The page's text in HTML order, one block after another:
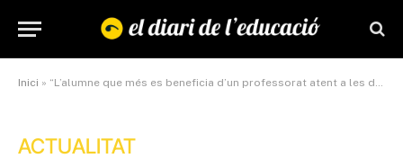
Inici » “L’alumne que més es beneficia d’un professorat atent a les dificultats és el de classes populars”
ACTUALITAT